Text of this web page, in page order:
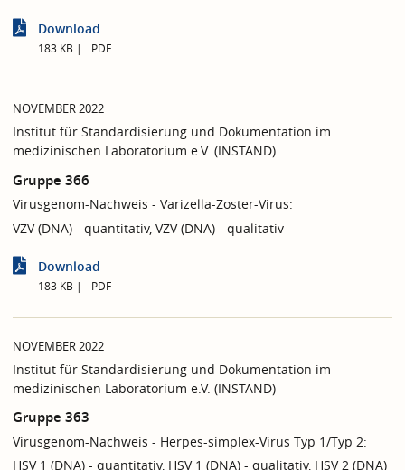
Download
183 KB PDF
NOVEMBER 2022
Institut für Standardisierung und Dokumentation im
medizinischen Laboratorium e.V. (INSTAND)
Gruppe 366
Virusgenom-Nachweis - Varizella-Zoster-Virus:
VZV (DNA) - quantitativ, VZV (DNA) - qualitativ
Download
183 KB PDF
NOVEMBER 2022
Institut für Standardisierung und Dokumentation im
medizinischen Laboratorium e.V. (INSTAND)
Gruppe 363
Virusgenom-Nachweis - Herpes-simplex-Virus Typ 1/Typ 2:
HSV 1 (DNA) - quantitativ, HSV 1 (DNA) - qualitativ, HSV 2 (DNA)